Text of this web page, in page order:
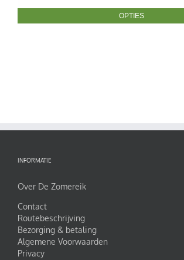
OPTIES
INFORMATIE
Over De Zomereik
Contact
Routebeschrijving
Bezorging & betaling
Algemene Voorwaarden
Privacy